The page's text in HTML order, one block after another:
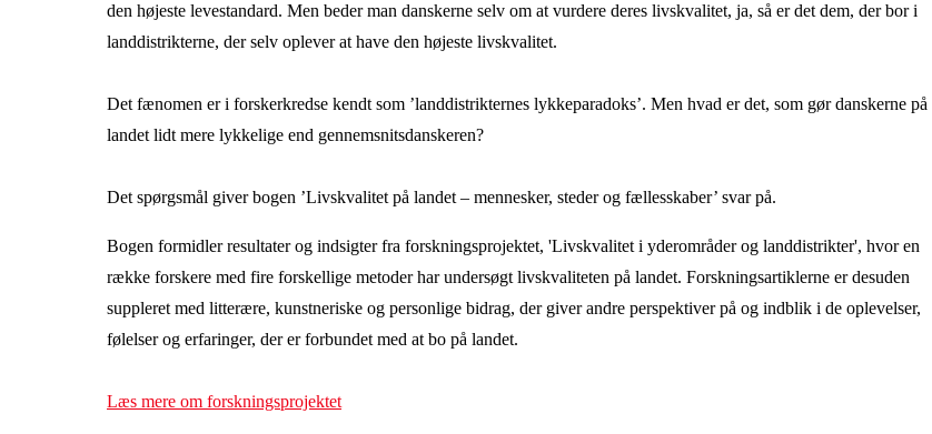
den højeste levestandard. Men beder man danskerne selv om at vurdere deres livskvalitet, ja, så er det dem, der bor i
landdistrikterne, der selv oplever at have den højeste livskvalitet.
Det fænomen er i forskerkredse kendt som ’landdistrikternes lykkeparadoks’. Men hvad er det, som gør danskerne på
landet lidt mere lykkelige end gennemsnitsdanskeren?
Det spørgsmål giver bogen ’Livskvalitet på landet – mennesker, steder og fællesskaber’ svar på.
Bogen formidler resultater og indsigter fra forskningsprojektet, 'Livskvalitet i yderområder og landdistrikter', hvor en
række forskere med fire forskellige metoder har undersøgt livskvaliteten på landet. Forskningsartiklerne er desuden
suppleret med litterære, kunstneriske og personlige bidrag, der giver andre perspektiver på og indblik i de oplevelser,
følelser og erfaringer, der er forbundet med at bo på landet.
Læs mere om forskningsprojektet